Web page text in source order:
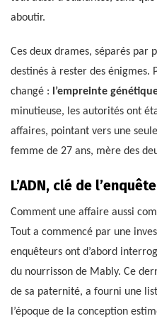
aboutir.
Ces deux drames, séparés par
destinés à rester des énigmes.
changé : l’empreinte
minutieuse, les autorités ont
affaires, pointant vers une
femme de 27 ans, mère des
L’ADN, clé de l’enquête
Comment une affaire aussi
Tout a commencé par une
enquêteurs ont d’abord
du nourrisson de Mably. Ce
de sa paternité, a fourni une
l’époque de la conception